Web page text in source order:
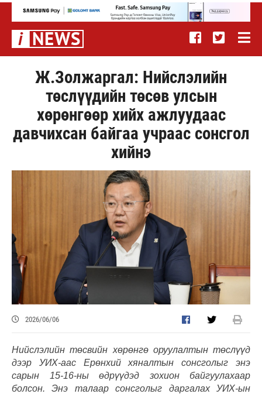
Ж.Золжаргал: Нийслэлийн
төслүүдийн төсөв улсын
хөрөнгөөр хийх ажлуудаас
давчихсан байгаа учраас сонсгол
хийнэ
2026/06/06
Нийслэлийн төсвийн хөрөнгө оруулалтын төслүүд
дээр УИХ-аас Ерөнхий хяналтын сонсголыг энэ
сарын 15-16-ны өдрүүдэд зохион байгуулахаар
болсон. Энэ талаар сонсголыг даргалах УИХ-ын